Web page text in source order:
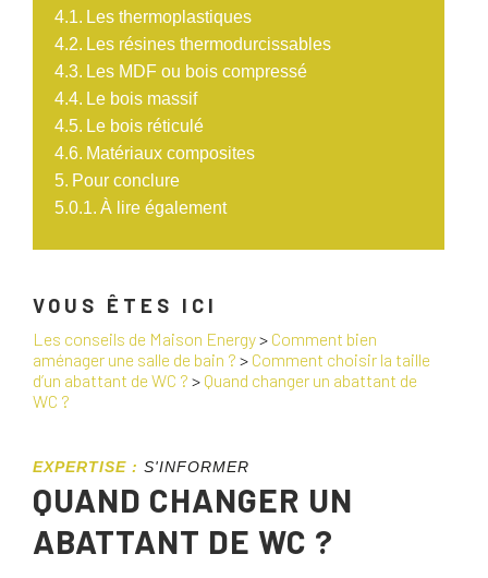
Les thermoplastiques
Les résines thermodurcissables
Les MDF ou bois compressé
Le bois massif
Le bois réticulé
Matériaux composites
Pour conclure
À lire également
VOUS ÊTES ICI
Les conseils de Maison Energy> Comment bien
aménager une salle de bain ? > Comment choisir la taille
d’un abattant de WC ? > Quand changer un abattant de
WC ?
EXPERTISE : S'INFORMER
QUAND CHANGER UN
ABATTANT DE WC ?